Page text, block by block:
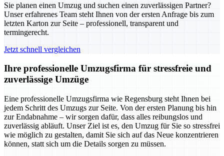
Sie planen einen Umzug und suchen einen zuverlässigen Partner?
Unser erfahrenes Team steht Ihnen von der ersten Anfrage bis zum
letzten Karton zur Seite – professionell, transparent und
termingerecht.
Jetzt schnell vergleichen
Ihre professionelle Umzugsfirma für stressfreie und
zuverlässige Umzüge
Eine professionelle Umzugsfirma wie Regensburg steht Ihnen bei
jedem Schritt des Umzugs zur Seite. Von der ersten Planung bis hin
zur Endabnahme – wir sorgen dafür, dass alles reibungslos und
zuverlässig abläuft. Unser Ziel ist es, den Umzug für Sie so stressfrei
wie möglich zu gestalten, damit Sie sich auf das Neue konzentrieren
können, statt sich um die Details sorgen zu müssen.